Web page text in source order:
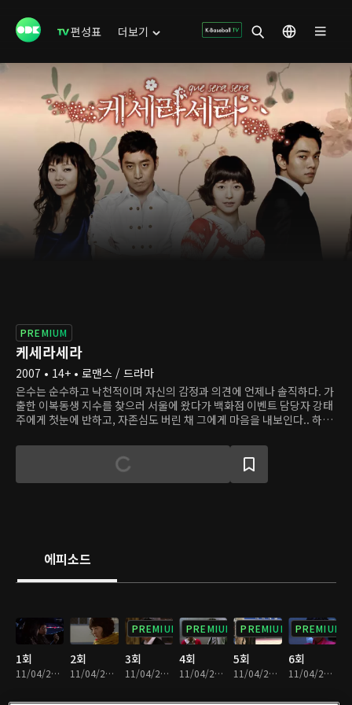
편성표 더보기
PREMIUM
케세라세라
2007 • 14+ • 로맨스 / 드라마
은수는 순수하고 낙천적이며 자신의 감정과 의견에 언제나 솔직하다. 가
출한 이복동생 지수를 찾으러 서울에 왔다가 백화점 이벤트 담당자 강태
주에게 첫눈에 반하고, 자존심도 버린 채 그에게 마음을 내보인다.. 하지
하는 건 너무나 힘들다. 태주는 어느 날 갑자기 자신의 일상에 훅 들어온
이웃사람 한은수가 부담스럽다. 책임도 감정도 없는 쿨한 연애만 즐기던
그는 은수를 통해 진짜 사랑을 알아간다.
에피소드
1회
11/04/2022 • 1시간 2분
2회
11/04/2022 • 1시간
PREMIUM
3회
11/04/2022 • 1시간
PREMIUM
4회
11/04/2022 • 1시간 1분
PREMIUM
5회
11/04/2022 • 59분
PREMIUM
6회
11/04/2022 • 1시간 9분